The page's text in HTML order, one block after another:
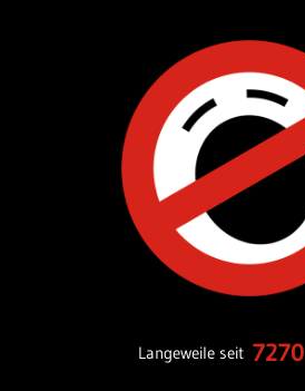
Langeweile seit 7270